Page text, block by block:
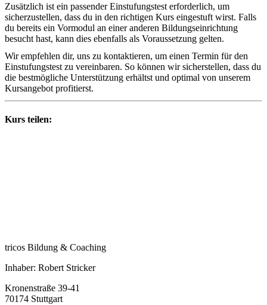
Zusätzlich ist ein passender Einstufungstest erforderlich, um
sicherzustellen, dass du in den richtigen Kurs eingestuft wirst. Falls
du bereits ein Vormodul an einer anderen Bildungseinrichtung
besucht hast, kann dies ebenfalls als Voraussetzung gelten.
Wir empfehlen dir, uns zu kontaktieren, um einen Termin für den
Einstufungstest zu vereinbaren. So können wir sicherstellen, dass du
die bestmögliche Unterstützung erhältst und optimal von unserem
Kursangebot profitierst.
Kurs teilen:
tricos Bildung & Coaching
Inhaber: Robert Stricker
Kronenstraße 39-41
70174 Stuttgart